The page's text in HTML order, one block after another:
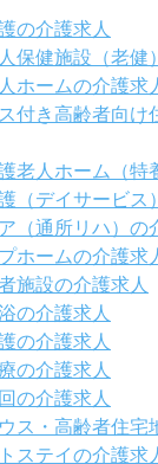
の介護求人
保健施設（老健
ホームの介護求
付き高齢者向け
老人ホーム（特
（デイサービス
（通所リハ）の
ホームの介護求
施設の介護求人
の介護求人
の介護求人
の介護求人
の介護求人
ス・高齢者住宅
ステイの介護求